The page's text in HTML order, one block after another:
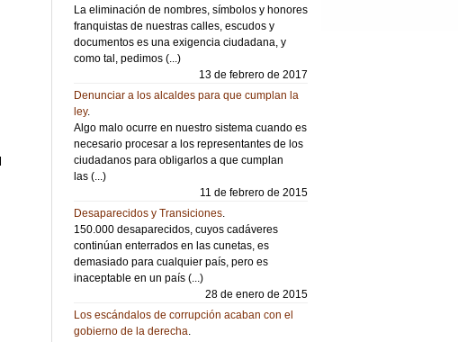
La eliminación de nombres, símbolos y honores
franquistas de nuestras calles, escudos y
documentos es una exigencia ciudadana, y
como tal, pedimos (...)
13 de febrero de 2017
Denunciar a los alcaldes para que cumplan la
ley.
Algo malo ocurre en nuestro sistema cuando es
necesario procesar a los representantes de los
ciudadanos para obligarlos a que cumplan
las (...)
11 de febrero de 2015
Desaparecidos y Transiciones.
150.000 desaparecidos, cuyos cadáveres
continúan enterrados en las cunetas, es
demasiado para cualquier país, pero es
inaceptable en un país (...)
28 de enero de 2015
Los escándalos de corrupción acaban con el
gobierno de la derecha.